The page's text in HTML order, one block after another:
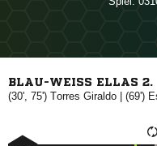
BLAU-WEISS ELLAS 2.
(30', 75')   | (69')